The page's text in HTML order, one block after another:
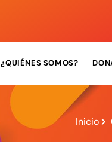
¿QUIÉNES SOMOS?
Inicio